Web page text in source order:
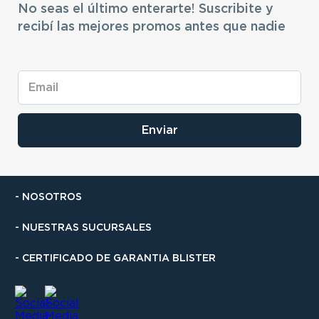
No seas el último enterarte! Suscribite y
recibí las mejores promos antes que nadie
Enviar
- NOSOTROS
- NUESTRAS SUCURSALES
- CERTIFICADO DE GARANTIA BLISTER